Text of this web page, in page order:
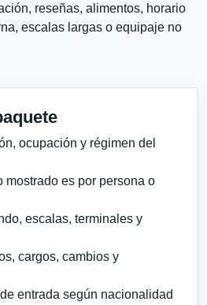
reseñas, alimentos, horario
escalas largas o equipaje no
ocupación y régimen del
mostrado es por persona o
escalas, terminales y
cargos, cambios y
entrada según nacionalidad